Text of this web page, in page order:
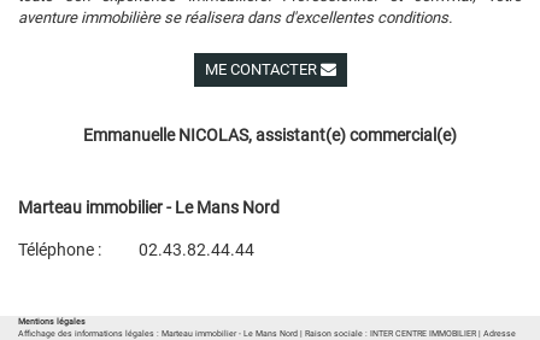
aventure immobilière se réalisera dans d'excellentes conditions.
ME CONTACTER
Emmanuelle NICOLAS, assistant(e) commercial(e)
Marteau immobilier - Le Mans Nord
Téléphone :
02.43.82.44.44
Mentions légales
Affichage des informations légales : Marteau immobilier - Le Mans Nord | Raison sociale : INTER CENTRE IMMOBILIER | Adresse